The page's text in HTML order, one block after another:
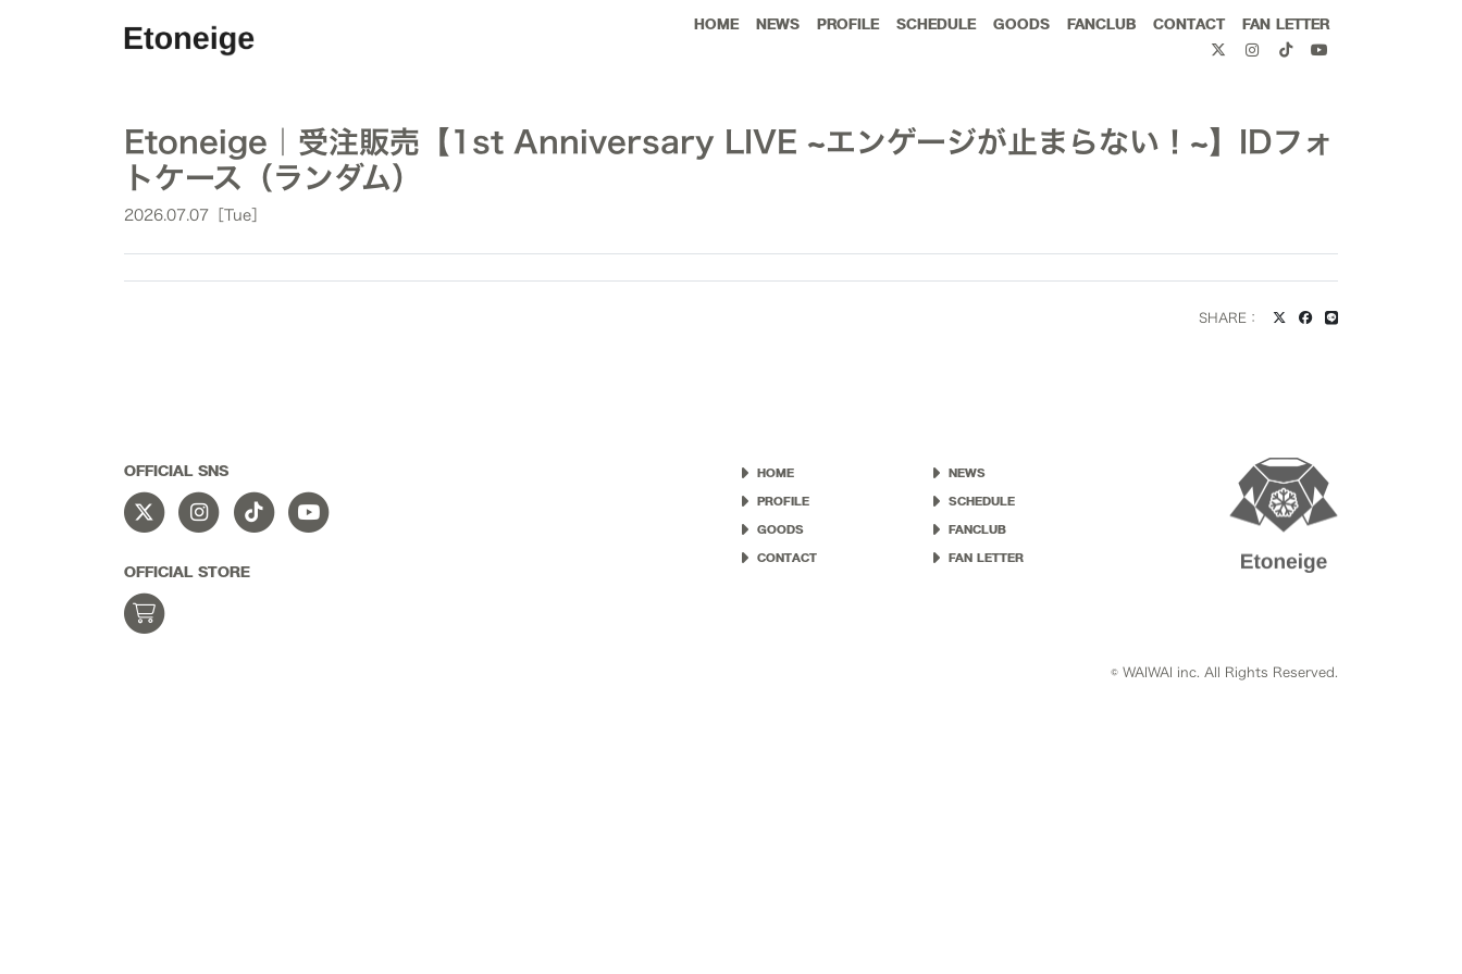
HOME NEWS PROFILE SCHEDULE GOODS FANCLUB CONTACT FAN LETTER
Etoneige｜受注販売【1st Anniversary LIVE ~エンゲージが止まらない！~】IDフォ
トケース（ランダム）
2026.07.07［Tue］
SHARE：
OFFICIAL SNS
OFFICIAL STORE
HOME
NEWS
PROFILE
SCHEDULE
GOODS
FANCLUB
CONTACT
FAN LETTER
© WAIWAI inc. All Rights Reserved.